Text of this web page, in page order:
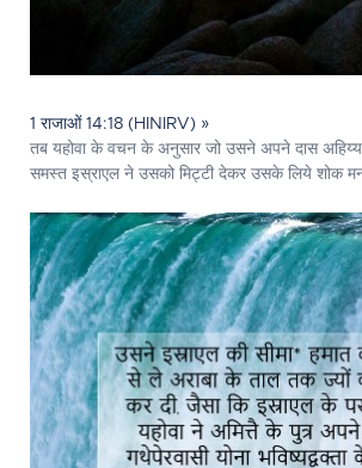
1 राजाओं 14:18 (HINIRV) »
तब यहोवा के वचन के अनुसार जो उसने अपने दास
समस्त इस्राएल ने उसको मिट्टी देकर उसके लिये शोक